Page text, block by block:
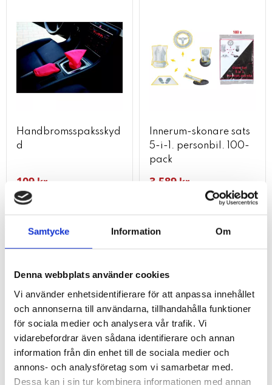
Samtycke Information Om
Denna webbplats använder cookies
Vi använder enhetsidentifierare för att anpassa innehållet
och annonserna till användarna, tillhandahålla funktioner
för sociala medier och analysera vår trafik. Vi
vidarebefordrar även sådana identifierare och annan
information från din enhet till de sociala medier och
annons- och analysföretag som vi samarbetar med.
Dessa kan i sin tur kombinera informationen med annan
Handbromsspaksskyd
d
109 kr
KÖP
Innerum-skonare sats
5-i-1. personbil. 100-
pack
3 589 kr
KÖP